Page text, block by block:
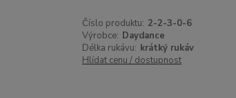
Číslo produktu: 2-2-3-0-6
Výrobce: Daydance
Délka rukávu: krátký rukáv
Hlídat cenu / dostupnost